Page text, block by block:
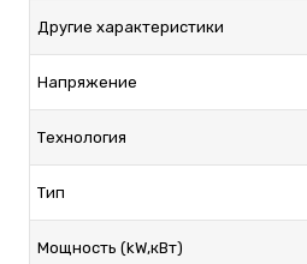
Другие характеристики
Напряжение
Технология
Тип
Мощность (kW,кВт)